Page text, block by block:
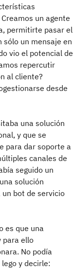
un agente
permitirte pasar el
un mensaje en
vio el potencial de
repercutir
al cliente?
desde
una solución
y que se
para dar soporte a
canales de
seguido un
solución
bot de servicio
es que una
para ello
No podía
y decirle: